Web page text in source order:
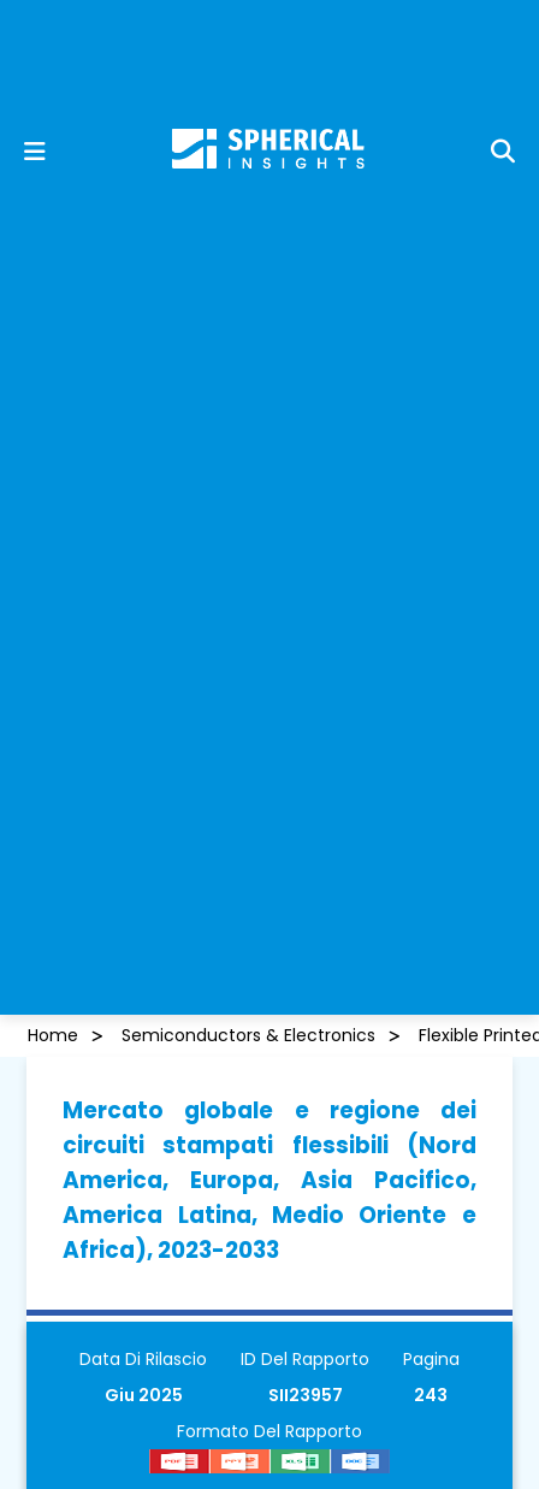
Home Semiconductors & Electronics Flexible
Mercato globale e regione dei
circuiti stampati flessibili (Nord
America, Europa, Asia Pacifico,
America Latina, Medio Oriente e
Africa), 2023-2033
Data Di Rilascio
Giu 2025
ID Del Rapporto
SII23957
Pagina
243
Formato Del Rapporto